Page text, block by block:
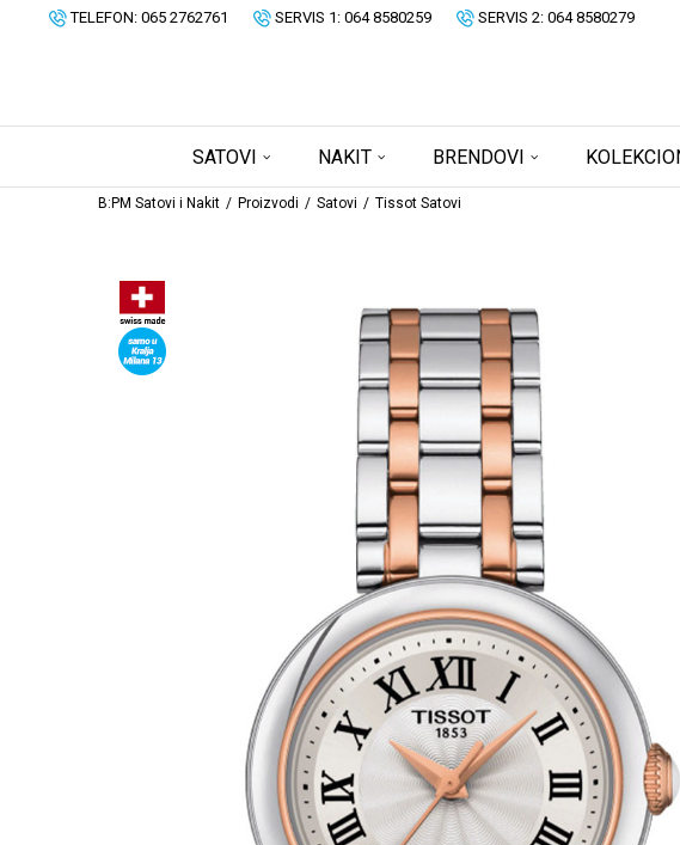
TELEFON: 065 2762761 SERVIS 1: 064 8580259 SERVIS 2: 064 8580279
SATOVI NAKIT BRENDOVI
B:PM Satovi i Nakit Proizvodi Satovi Tissot Satovi